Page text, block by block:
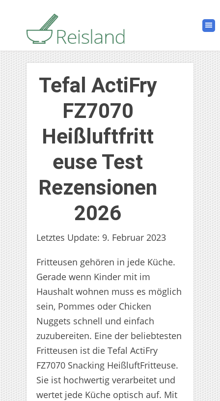
Tefal ActiFry
FZ7070
Heißluftfritt
euse Test
Rezensionen
2026
Letztes Update: 9. Februar 2023
Fritteusen gehören in jede Küche.
Gerade wenn Kinder mit im
Haushalt wohnen muss es möglich
sein, Pommes oder Chicken
Nuggets schnell und einfach
zuzubereiten. Eine der beliebtesten
Fritteusen ist die Tefal ActiFry
FZ7070 Snacking HeißluftFritteuse.
Sie ist hochwertig verarbeitet und
wertet jede Küche optisch auf. Mit